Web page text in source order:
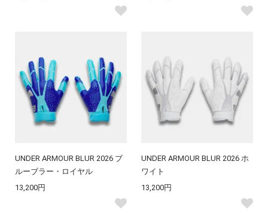
UNDER ARMOUR BLUR 2026 ブ
ルーブラー・ロイヤル
13,200円
UNDER ARMOUR BLUR 2026 ホ
ワイト
13,200円